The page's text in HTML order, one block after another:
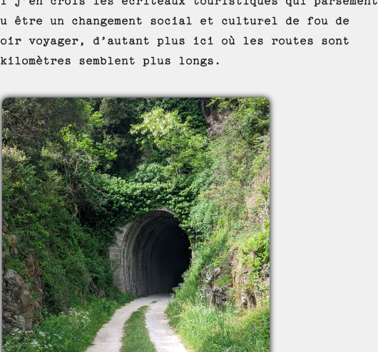
être un changement social et culturel de fou de
voyager, d’autant plus ici où les routes sont
semblent plus longs.